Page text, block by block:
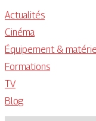
Actualités
Cinéma
Équipement &
Formations
TV
Blog